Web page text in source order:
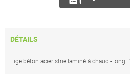
DÉTAILS
Tige béton acier strié laminé à chaud -